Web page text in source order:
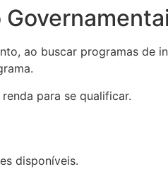
ao buscar programas de
para se qualificar.
disponíveis.